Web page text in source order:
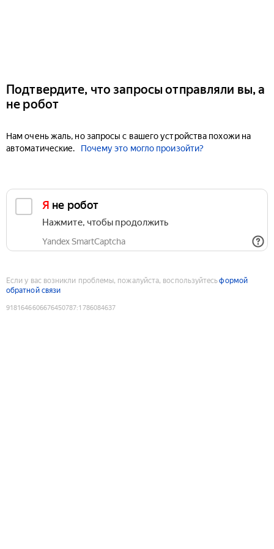
Подтвердите, что запросы отправляли вы, а
не робот
Нам очень жаль, но запросы с вашего устройства похожи на
автоматические.
Почему это могло произойти?
Я не робот
Нажмите, чтобы продолжить
Yandex SmartCaptcha
Если у вас возникли проблемы, пожалуйста, воспользуйтесьформой
обратной связи
9181646606676450787:1786084637